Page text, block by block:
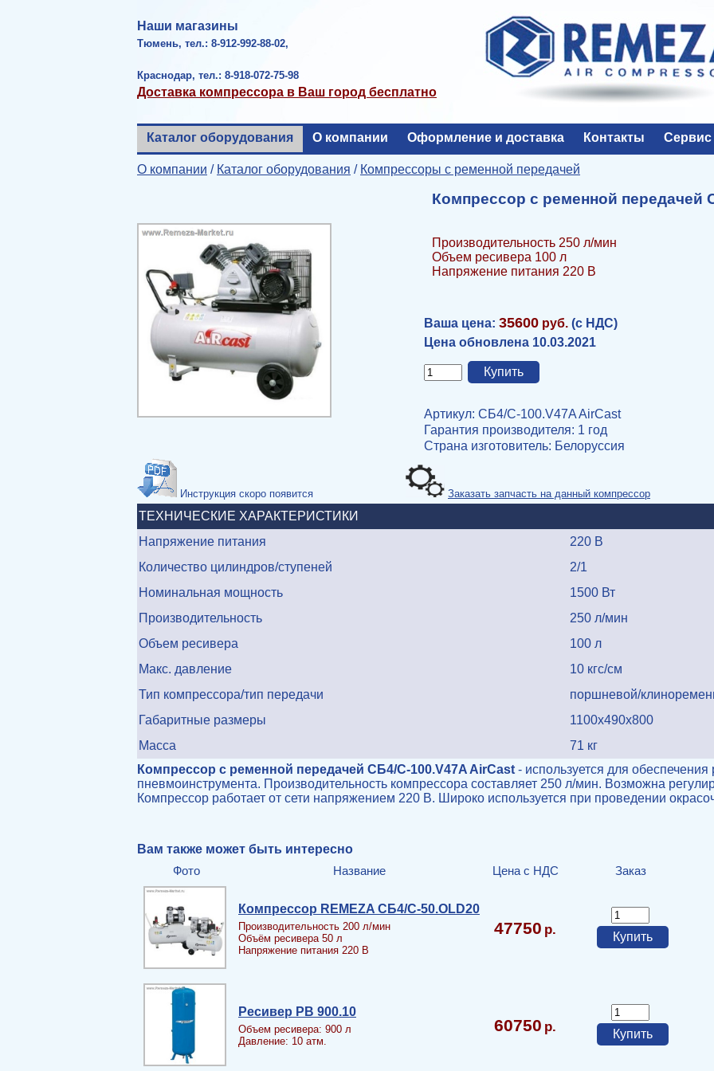
Наши магазины
Тюмень, тел.: 8-912-992-88-02,
Краснодар, тел.: 8-918-072-75-98
Доставка компрессора в Ваш город бесплатно
Каталог оборудования О компании Оформление и доставка Контакты Сервис
О компании / Каталог оборудования / Компрессоры с ременной передачей
Компрессор с ременной передачей
Производительность 250 л/мин
Объем ресивера 100 л
Напряжение питания 220 В
Ваша цена: 35600 руб. (с НДС)
Цена обновлена 10.03.2021
Артикул: СБ4/С-100.V47A AirCast
Гарантия производителя: 1 год
Страна изготовитель: Белоруссия
Инструкция скоро появится Заказать запчасть на данный компрессор
ТЕХНИЧЕСКИЕ ХАРАКТЕРИСТИКИ
Напряжение питания
220 В
Количество цилиндров/ступеней
2/1
Номинальная мощность
1500 Вт
Производительность
250 л/мин
Объем ресивера
100 л
Макс. давление
10 кгс/см
Тип компрессора/тип передачи
поршневой/
Габаритные размеры
1100x490x800
Масса
71 кг
Компрессор с ременной передачей CБ4/C-100.V47A AirCast - используется для обеспечения
пневмоинструмента. Производительность компрессора составляет 250 л/мин. Возможна
Компрессор работает от сети напряжением 220 В. Широко используется при проведении
Вам также может быть интересно
Фото Название Цена с НДС Заказ
Компрессор REMEZA СБ4/С-50.OLD20
Производительность 200 л/мин
Объём ресивера 50 л
Напряжение питания 220 В
47750
Ресивер PB 900.10
Объем ресивера: 900 л
Давление: 10 атм.
60750